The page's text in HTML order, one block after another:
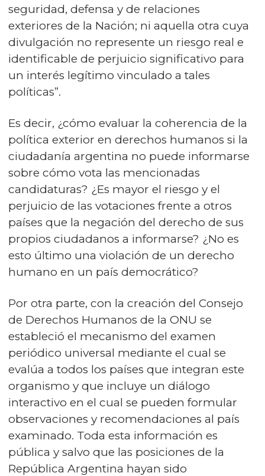
seguridad, defensa y de relaciones
exteriores de la Nación; ni aquella otra cuya
divulgación no represente un riesgo real e
identificable de perjuicio significativo para
un interés legítimo vinculado a tales
políticas”.
Es decir, ¿cómo evaluar la coherencia de la
política exterior en derechos humanos si la
ciudadanía argentina no puede informarse
sobre cómo vota las mencionadas
candidaturas? ¿Es mayor el riesgo y el
perjuicio de las votaciones frente a otros
países que la negación del derecho de sus
propios ciudadanos a informarse? ¿No es
esto último una violación de un derecho
humano en un país democrático?
Por otra parte, con la creación del Consejo
de Derechos Humanos de la ONU se
estableció el mecanismo del examen
periódico universal mediante el cual se
evalúa a todos los países que integran este
organismo y que incluye un diálogo
interactivo en el cual se pueden formular
observaciones y recomendaciones al país
examinado. Toda esta información es
pública y salvo que las posiciones de la
República Argentina hayan sido